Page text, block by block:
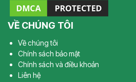
VỀ CHÚNG TÔI
Về chúng tôi
Chính sách bảo mật
Chính sách và điều khoản
Liên hệ